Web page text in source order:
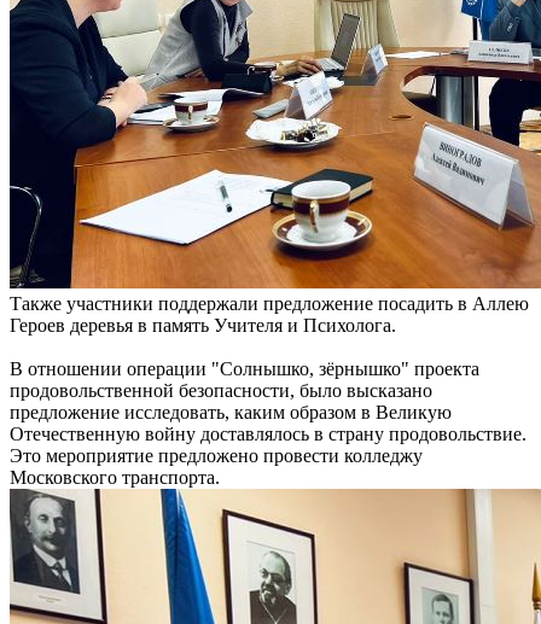
Также участники поддержали предложение посадить в Аллею
Героев деревья в память Учителя и Психолога.
В отношении операции "Солнышко, зёрнышко" проекта
продовольственной безопасности, было высказано
предложение исследовать, каким образом в Великую
Отечественную войну доставлялось в страну продовольствие.
Это мероприятие предложено провести колледжу
Московского транспорта.